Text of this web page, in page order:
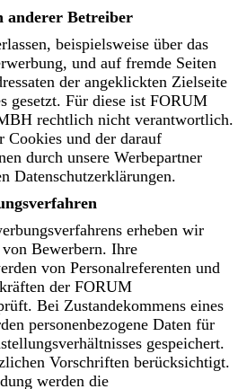
anderer Betreiber
beispielsweise über das
und auf fremde Seiten
der angeklickten Zielseite
gesetzt. Für diese ist FORUM
rechtlich nicht verantwortlich.
Cookies und der darauf
durch unsere Werbepartner
Datenschutzerklärungen.
erheben wir
von Bewerbern. Ihre
von Personalreferenten und
der FORUM
Bei Zustandekommens eines
personenbezogene Daten für
gespeichert.
Vorschriften berücksichtigt.
werden die